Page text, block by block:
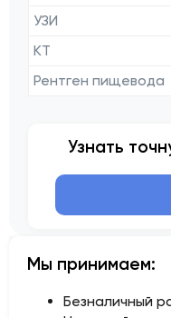
УЗИ
КТ
Рентген пищевода
Узнать
Мы принимаем:
Безналичный